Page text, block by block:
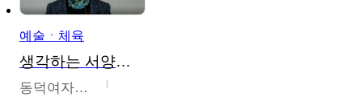
예술ㆍ체육
생각하는 서양미술의 이해
동덕여자대학교